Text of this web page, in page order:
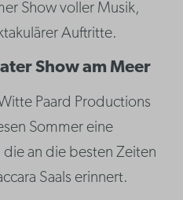
Show voller Musik,
Auftritte.
Show am Meer
Paard Productions
Sommer eine
an die besten Zeiten
Saals erinnert.